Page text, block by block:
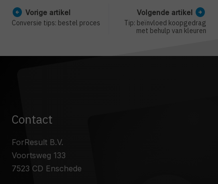
arrow_circle_left Vorige artikel
Conversie tips: bestel proces
Volgende artikel arrow_circle_right
Tip: beïnvloed koopgedrag
met behulp van kleuren
Contact
ForResult B.V.
Voortsweg 133
7523 CD Enschede